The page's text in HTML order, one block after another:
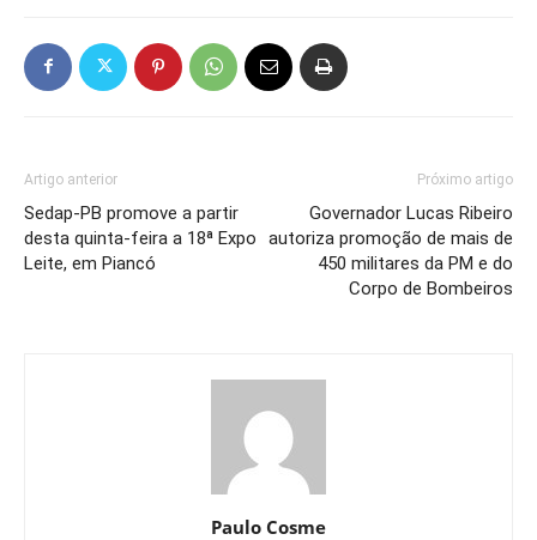
Artigo anterior
Sedap-PB promove a partir
desta quinta-feira a 18ª Expo
Leite, em Piancó
Próximo artigo
Governador Lucas Ribeiro
autoriza promoção de mais de
450 militares da PM e do
Corpo de Bombeiros
Paulo Cosme